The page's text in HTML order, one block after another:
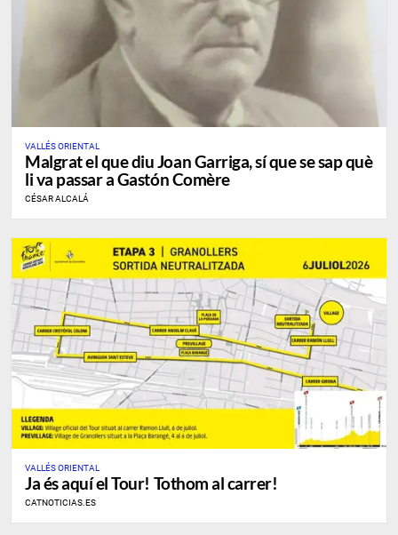
VALLÉS ORIENTAL
Malgrat el que diu Joan Garriga, sí que se sap què
li va passar a Gastón Comère
CÉSAR ALCALÁ
VALLÉS ORIENTAL
Ja és aquí el Tour! Tothom al carrer!
CATNOTICIAS.ES